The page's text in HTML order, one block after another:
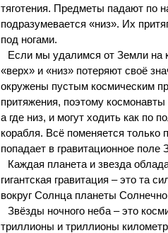
тяготения. Предметы падают по
подразумевается «низ». Их
под ногами.
Если мы удалимся от Земли на
«верх» и «низ» потеряют своё
окружены пустым космическим
притяжения, поэтому
а где низ, и могут ходить как по
корабля. Всё поменяется только
попадает в гравитационное поле
Каждая планета и звезда
гигантская гравитация – это та
вокруг Солнца планеты
Звёзды ночного неба – это
триллионы и триллионы